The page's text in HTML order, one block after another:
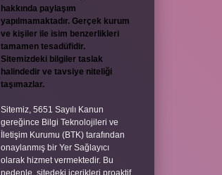
hakkında paylaşım
yapılmamaktadır. Gerçek kurum
ve kişiler ile isim benzerlikleri
tamamen tesadüfidir.
Sitemizdeki bilgiler taslak
halindedir ve tavsiye niteliği
taşımazlar.
Sitemiz, 5651 Sayılı Kanun
gereğince Bilgi Teknolojileri ve
İletişim Kurumu (BTK) tarafından
onaylanmış bir Yer Sağlayıcı
olarak hizmet vermektedir. Bu
nedenle, sitedeki içerikleri proaktif